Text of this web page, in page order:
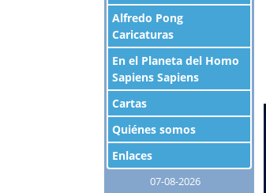
Alfredo Pong
Caricaturas
En el Planeta del Homo
Sapiens Sapiens
Cartas
Quiénes somos
Enlaces
07-08-2026